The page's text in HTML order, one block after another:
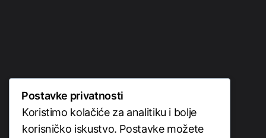
KONTAKT
Postavke privatnosti
Koristimo kolačiće za analitiku i bolje
korisničko iskustvo. Postavke možete